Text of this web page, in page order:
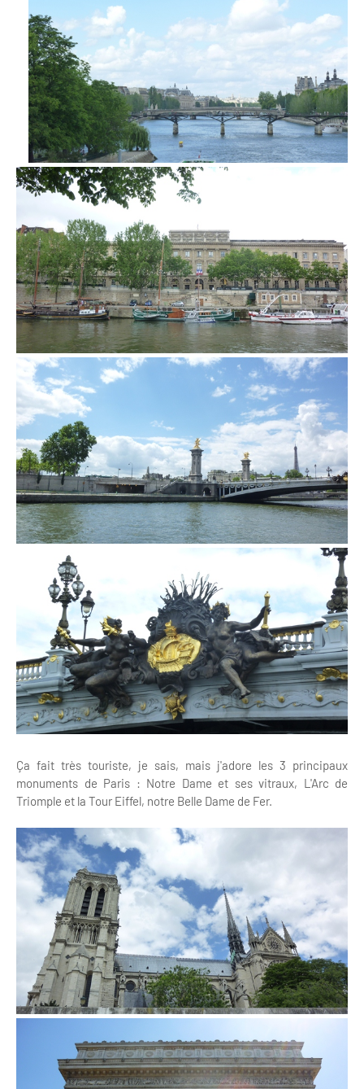
Ça fait très touriste, je sais, mais j'adore les 3 principaux
monuments de Paris : Notre Dame et ses vitraux, L'Arc de
Triomple et la Tour Eiffel, notre Belle Dame de Fer.